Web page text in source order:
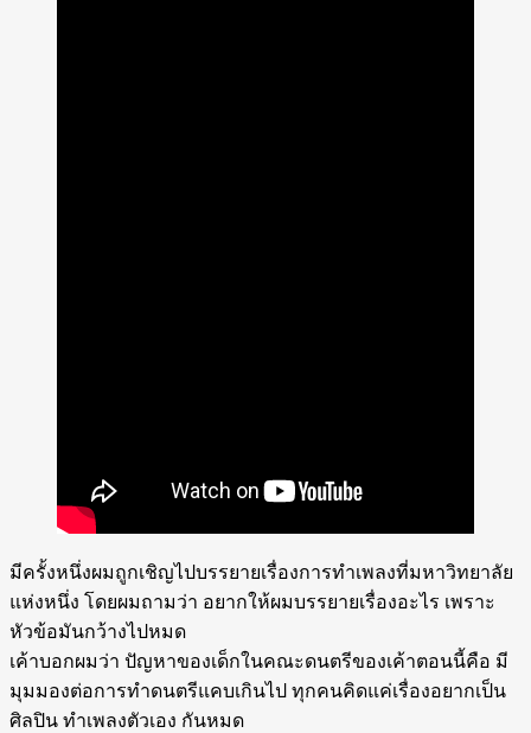
มีครั้งหนึ่งผมถูกเชิญไปบรรยายเรื่องการทำเพลงที่มหาวิทยาลัย
แห่งหนึ่ง โดยผมถามว่า อยากให้ผมบรรยายเรื่องอะไร เพราะ
หัวข้อมันกว้างไปหมด
เค้าบอกผมว่า ปัญหาของเด็กในคณะดนตรีของเค้าตอนนี้คือ มี
มุมมองต่อการทำดนตรีแคบเกินไป ทุกคนคิดแค่เรื่องอยากเป็น
ศิลปิน ทำเพลงตัวเอง กันหมด